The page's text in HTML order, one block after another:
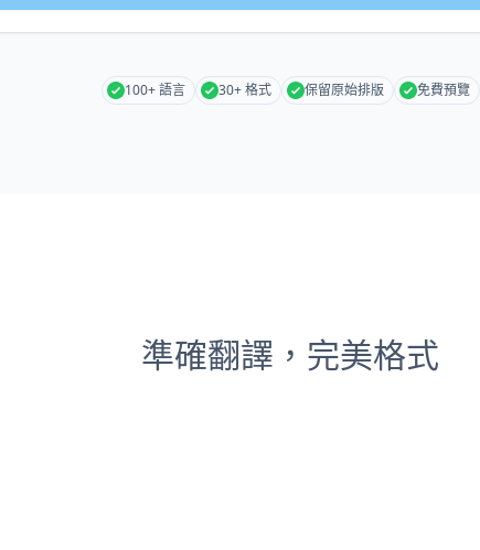
100+ 語言 30+ 格式 保留原始排版 免費預覽
準確翻譯，完美格式